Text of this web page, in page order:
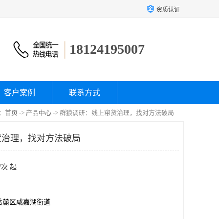
资质认证
18124195007
客户案例 联系方式
首页 -> 产品中心 -> 群狼调研：线上窜货治理，找对方法破局
理，找对方法破局
起
麓区咸嘉湖街道